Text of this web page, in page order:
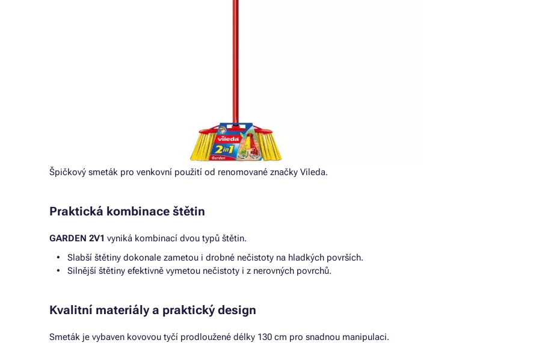
Špičkový smeták pro venkovní použití od renomované značky Vileda.
Praktická kombinace štětin
GARDEN 2V1 vyniká kombinací dvou typů štětin.
Slabší štětiny dokonale zametou i drobné nečistoty na hladkých površích.
Silnější štětiny efektivně vymetou nečistoty i z nerovných povrchů.
Kvalitní materiály a praktický design
Smeták je vybaven kovovou tyčí prodloužené délky 130 cm pro snadnou manipulaci.